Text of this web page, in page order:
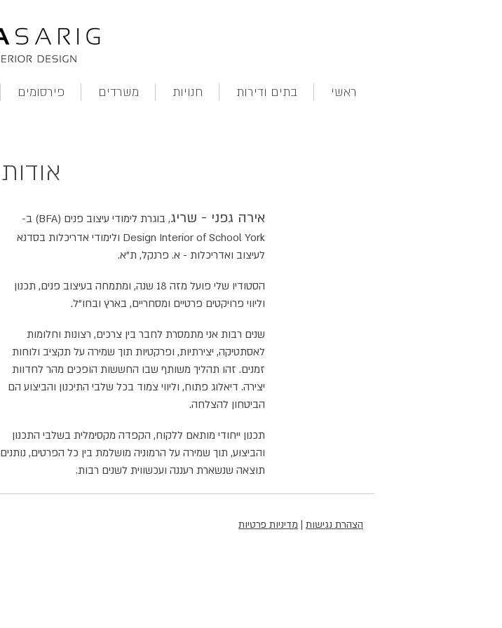
ראשי בתים ודירות חנויות משרדים פירסומים
אודות
אירה גפני - שריג
, בוגרת לימודי עיצוב פנים (BFA) ב-
Design Interior of School York ולימודי אדריכלות בסדנא
לעיצוב ואדריכלות - א. פרנקל, ת"א.
הסטודיו שלי פועל מזה 18 שנה, ומתמחה בעיצוב פנים, תכנון
וליווי פרויקטים פרטיים ומסחריים, בארץ ובחו"ל.
שנים רבות אני מתמסרת לחבר בין צרכים, רצונות וחלומות
לאסתטיקה, יצירתיות, ופרקטיות תוך שמירה על תקציב ולוחות
זמנים. זהו תהליך משותף שבו החששות הופכים מהר לחדוות
יצירה. דיאלוג פתוח, וליווי צמוד בכל שלבי התיכנון והביצוע הם
הביטחון להצלחה.
תכנון ייחודי מותאם ללקוח, הקפדה מקסימלית בשלבי התכנון
והביצוע, תוך שמירה על הרמוניה מושלמת בין כל הפרטים, נותנים
תוצאה שנשארת רעננה ועכשווית לשנים רבות.
הצהרת נגישות | מדיניות פרטיות